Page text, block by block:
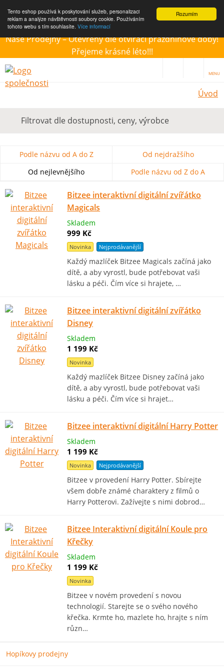
Rozumím
Tento eshop používá k poskytování služeb, personalizaci
reklam a analýze návštěvnosti soubory cookie. Používáním
tohoto webu s tím souhlasíte. Více informací
Naše Prodejny – Otevřeny dle otvírací prázdninové doby!
Přejeme krásné léto!!!
MENU
Úvod
Filtrovat dle dostupnosti, ceny, výrobce
Podle názvu od A do Z
Od nejdražšího
Od nejlevnějšího
Podle názvu od Z do A
Bitzee interaktivní digitální zvířátko
Magicals
Skladem
999 Kč
Novinka Nejprodávanější
Každý mazlíček Bitzee Magicals začíná jako
dítě, a aby vyrostl, bude potřebovat vaši
lásku a péči. Čím více si hrajete, …
Bitzee interaktivní digitální zvířátko
Disney
Skladem
1 199 Kč
Novinka
Každý mazlíček Bitzee Disney začíná jako
dítě, a aby vyrostl, bude potřebovat vaši
lásku a péči. Čím více si hrajet…
Bitzee interaktivní digitální Harry Potter
Skladem
1 199 Kč
Novinka Nejprodávanější
Bitzee v provedení Harry Potter. Sbírejte
všem dobře známé charaktery z filmů o
Harry Potterovi. Zažívejte s nimi dobrod…
Bitzee Interaktivní digitální Koule pro
Křečky
Skladem
1 199 Kč
Novinka
Bitzee v novém provedení s novou
technologií. Starejte se o svého nového
křečka. Krmte ho, mazlete ho, hrajte s ním
různ…
Hopíkovy prodejny